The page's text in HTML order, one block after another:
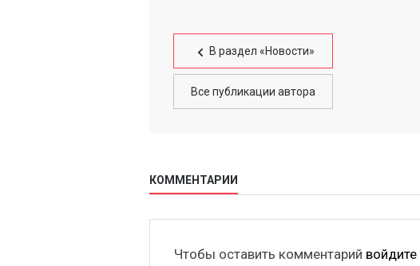
В раздел «Новости»
Все публикации автора
КОММЕНТАРИИ
Чтобы оставить комментарий войдите